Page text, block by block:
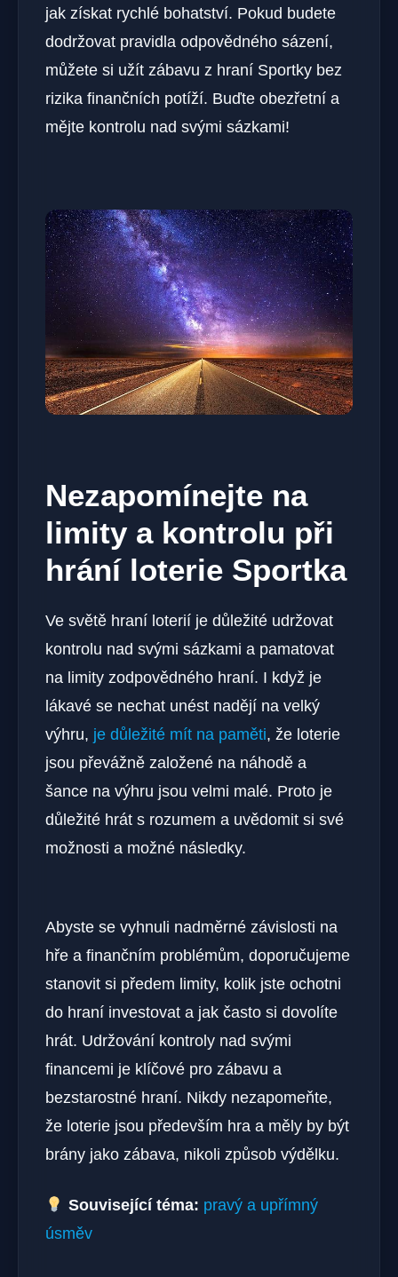
jak získat rychlé bohatství. Pokud budete
dodržovat pravidla odpovědného sázení,
můžete si užít zábavu z hraní Sportky bez
rizika finančních potíží. Buďte obezřetní a
mějte kontrolu nad svými sázkami!
Nezapomínejte na
limity a kontrolu při
hrání loterie Sportka
Ve světě hraní loterií je důležité udržovat
kontrolu nad svými sázkami a pamatovat
na limity zodpovědného hraní. I když je
lákavé se nechat unést nadějí na velký
výhru, je důležité mít na paměti, že loterie
jsou převážně založené na náhodě a
šance na výhru jsou velmi malé. Proto je
důležité hrát s rozumem a uvědomit si své
možnosti a možné následky.
Abyste se vyhnuli nadměrné závislosti na
hře a finančním problémům, doporučujeme
stanovit si předem limity, kolik jste ochotni
do hraní investovat a jak často si dovolíte
hrát. Udržování kontroly nad svými
financemi je klíčové pro zábavu a
bezstarostné hraní. Nikdy nezapomeňte,
že loterie jsou především hra a měly by být
brány jako zábava, nikoli způsob výdělku.
Související téma: pravý a upřímný
úsměv